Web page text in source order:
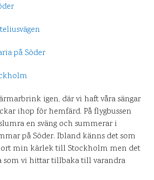
igen, där vi haft våra sängar
ihop för hemfärd. På flygbussen
en sväng och summerar i
på Söder. Ibland känns det som
min kärlek till Stockholm men det
som vi hittar tillbaka till varandra